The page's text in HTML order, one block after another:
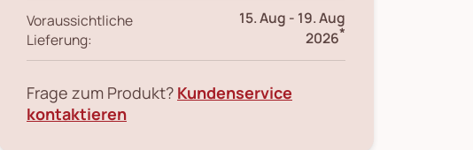
Voraussichtliche
Lieferung:
15. Aug - 19. Aug
2026*
Frage zum Produkt? Kundenservice
kontaktieren